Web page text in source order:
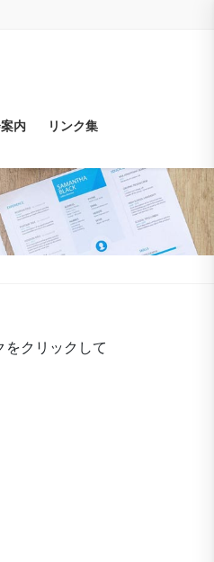
内 リンク集
をクリックして